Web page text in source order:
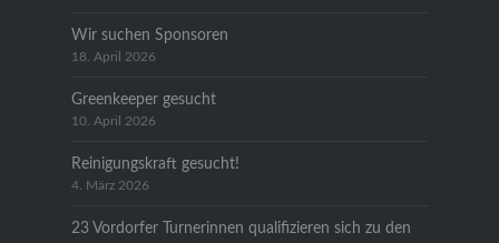
Wir suchen Sponsoren
18. April 2026
Greenkeeper gesucht
10. April 2026
Reinigungskraft gesucht!
4. März 2026
23 Vordorfer Turnerinnen qualifizieren sich zu den